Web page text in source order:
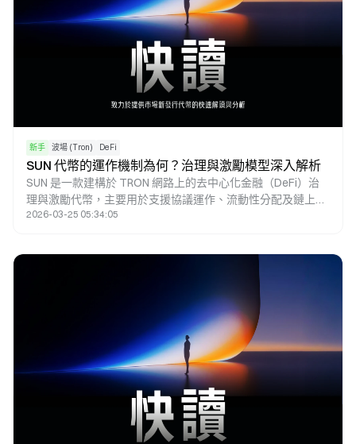
新手 波場 (Tron) DeFi
SUN 代幣的運作機制為何？治理與激勵模型深入解析
SUN 是一款建構於 TRON 網路上的去中心化金融（DeFi）治
理與激勵代幣，主要用於支援協議運作、流動性分配及鏈上治
理。在以 TRON 為核心的 DeFi 生態體系中，SUN 涵蓋交易、
2026-03-25 05:34:05